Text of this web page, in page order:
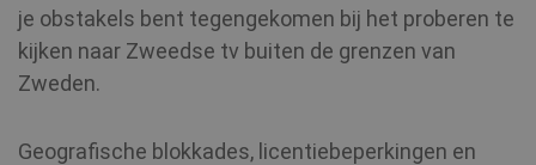
je obstakels bent tegengekomen bij het proberen te
kijken naar Zweedse tv buiten de grenzen van
Zweden.
Geografische blokkades, licentiebeperkingen en